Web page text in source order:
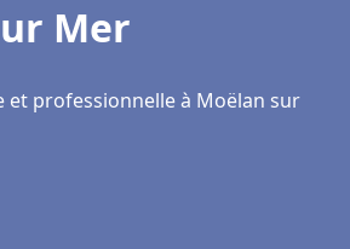
Mer
professionnelle à Moëlan sur